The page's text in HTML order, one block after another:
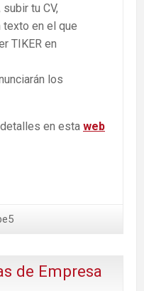
tu CV,
en el que
TIKER en
los
en esta web
de Empresa